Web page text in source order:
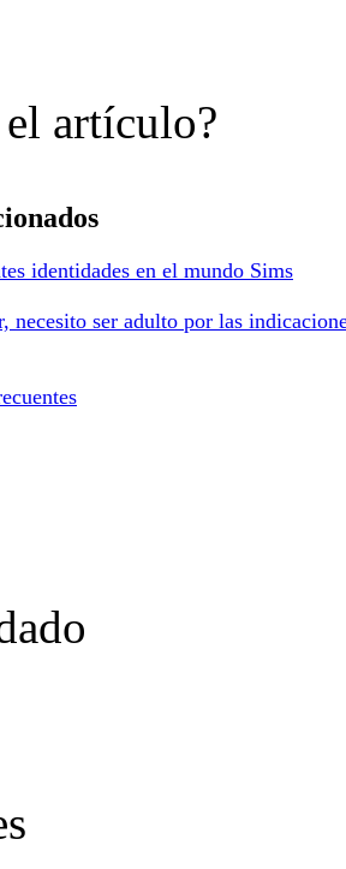
el artículo?
identidades en el mundo Sims
necesito ser adulto por las